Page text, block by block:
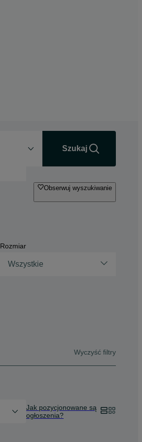
Szukaj
Obserwuj wyszukiwanie
Rozmiar
Wszystkie
Wyczyść filtry
Jak pozycjonowane są
ogłoszenia?